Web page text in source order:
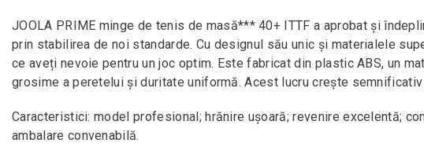
JOOLA PRIME minge de tenis de masă*** 40+ ITTF a aprobat și
prin stabilirea de noi standarde. Cu designul său unic și materialele
ce aveți nevoie pentru un joc optim. Este fabricat din plastic ABS, un
grosime a peretelui și duritate uniformă. Acest lucru crește
Caracteristici: model profesional; hrănire ușoară; revenire excelentă;
ambalare convenabilă.